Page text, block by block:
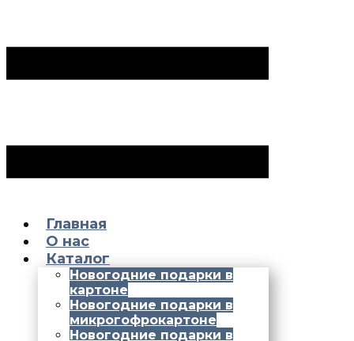
Главная
О нас
Каталог
Новогодние подарки в
картоне
Новогодние подарки в
микрогофрокартоне
Новогодние подарки в